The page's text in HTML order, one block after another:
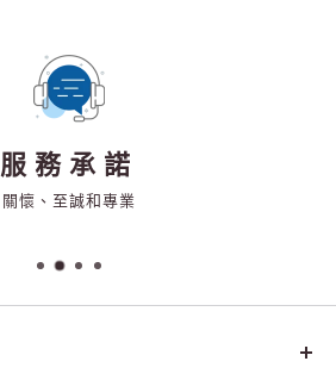
服務承諾
關懷、至誠和專業